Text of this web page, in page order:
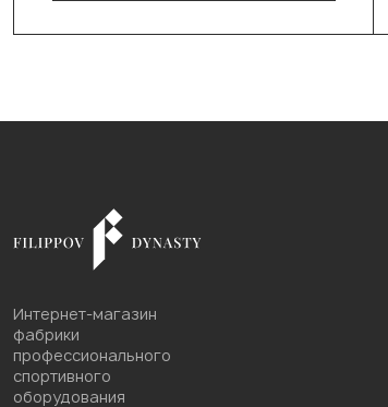
Интернет-магазин
фабрики
профессионального
спортивного
оборудования